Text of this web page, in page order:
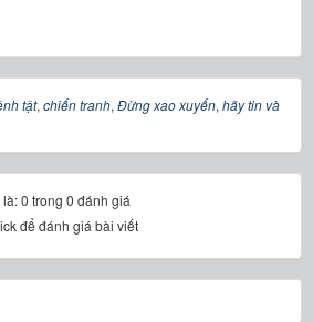
tật, chiến tranh, Đừng xao xuyến, hãy tin và
0 trong 0 đánh giá
để đánh giá bài viết